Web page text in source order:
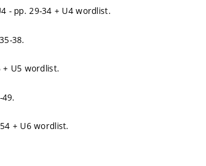
- pp. 29-34 + U4 wordlist.
38.
+ U5 wordlist.
49.
+ U6 wordlist.